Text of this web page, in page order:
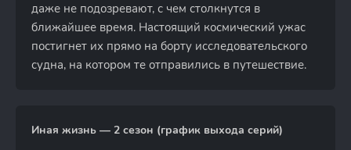
даже не подозревают, с чем столкнутся в
ближайшее время. Настоящий космический ужас
постигнет их прямо на борту исследовательского
судна, на котором те отправились в путешествие.
Иная жизнь — 2 сезон (график выхода серий)